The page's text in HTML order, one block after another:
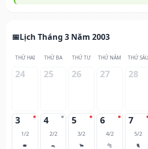
Lịch Tháng 3 Năm 2003
THỨ HAI THỨ BA THỨ TƯ THỨ NĂM THỨ SÁU
24 25 26 27 28
3
1/2
🐖
4
2/2
🐀
5
3/2
🐂
6
4/2
🐅
7
5/2
🐈